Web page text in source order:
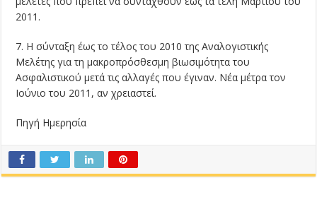
2011.
7. Η σύνταξη έως το τέλος του 2010 της Αναλογιστικής
Μελέτης για τη μακροπρόσθεσμη βιωσιμότητα του
Ασφαλιστικού μετά τις αλλαγές που έγιναν. Νέα μέτρα τον
Ιούνιο του 2011, αν χρειαστεί.
Πηγή Ημερησία